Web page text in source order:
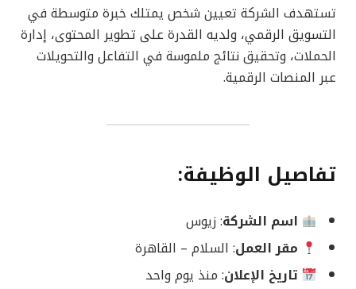
تستهدف الشركة تعيين شخص يمتلك خبرة متوسطة في
التسويق الرقمي، ولديه القدرة على تطوير المحتوى، إدارة
الحملات، وتحقيق نتائج ملموسة في التفاعل والتحويلات
عبر المنصات الرقمية.
تفاصيل الوظيفة:
اسم الشركة: زيوس
مقر العمل: السلام – القاهرة
تاريخ الإعلان: منذ يوم واحد